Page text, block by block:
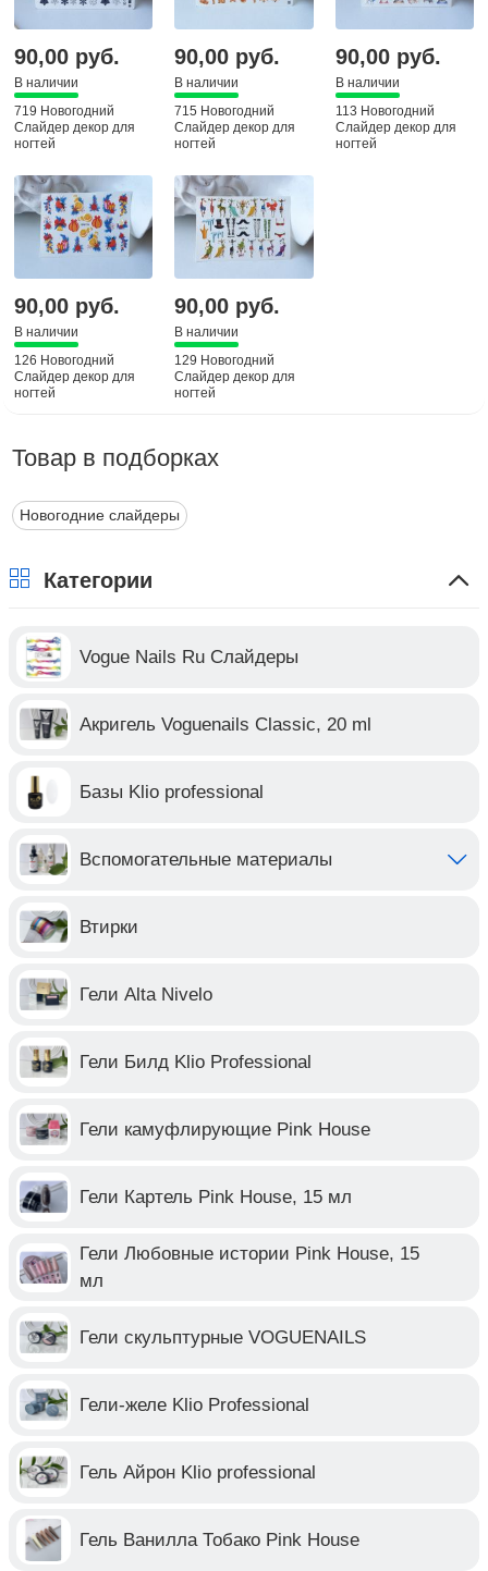
90,00 руб.
В наличии
719 Новогодний
Слайдер декор для
ногтей
90,00 руб.
В наличии
715 Новогодний
Слайдер декор для
ногтей
90,00 руб.
В наличии
113 Новогодний
Слайдер декор для
ногтей
90,00 руб.
В наличии
126 Новогодний
Слайдер декор для
ногтей
90,00 руб.
В наличии
129 Новогодний
Слайдер декор для
ногтей
Товар в подборках
Новогодние слайдеры
Категории
Vogue Nails Ru Слайдеры
Акригель Voguenails Classic, 20 ml
Базы Klio professional
Вспомогательные материалы
Втирки
Гели Alta Nivelo
Гели Билд Klio Professional
Гели камуфлирующие Pink House
Гели Картель Pink House, 15 мл
Гели Любовные истории Pink House, 15
мл
Гели скульптурные VOGUENAILS
Гели-желе Klio Professional
Гель Айрон Klio professional
Гель Ванилла Тобако Pink House